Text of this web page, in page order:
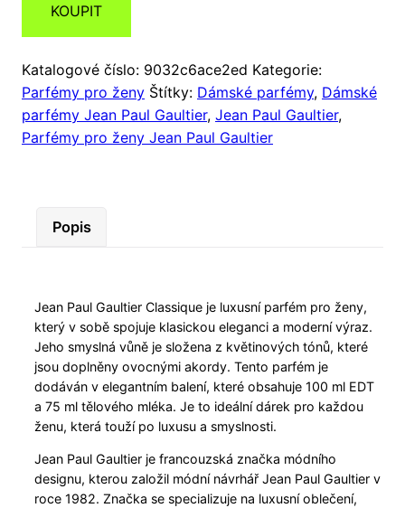
KOUPIT
Katalogové číslo: 9032c6ace2ed Kategorie:
Parfémy pro ženy Štítky: Dámské parfémy, Dámské
parfémy Jean Paul Gaultier, Jean Paul Gaultier,
Parfémy pro ženy Jean Paul Gaultier
Popis
Jean Paul Gaultier Classique je luxusní parfém pro ženy,
který v sobě spojuje klasickou eleganci a moderní výraz.
Jeho smyslná vůně je složena z květinových tónů, které
jsou doplněny ovocnými akordy. Tento parfém je
dodáván v elegantním balení, které obsahuje 100 ml EDT
a 75 ml tělového mléka. Je to ideální dárek pro každou
ženu, která touží po luxusu a smyslnosti.
Jean Paul Gaultier je francouzská značka módního
designu, kterou založil módní návrhář Jean Paul Gaultier v
roce 1982. Značka se specializuje na luxusní oblečení,